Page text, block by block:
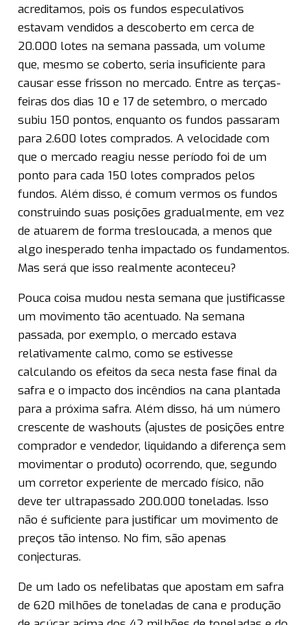
acreditamos, pois os fundos especulativos
estavam vendidos a descoberto em cerca de
20.000 lotes na semana passada, um volume
que, mesmo se coberto, seria insuficiente para
causar esse frisson no mercado. Entre as terças-
feiras dos dias 10 e 17 de setembro, o mercado
subiu 150 pontos, enquanto os fundos passaram
para 2.600 lotes comprados. A velocidade com
que o mercado reagiu nesse período foi de um
ponto para cada 150 lotes comprados pelos
fundos. Além disso, é comum vermos os fundos
construindo suas posições gradualmente, em vez
de atuarem de forma tresloucada, a menos que
algo inesperado tenha impactado os fundamentos.
Mas será que isso realmente aconteceu?
Pouca coisa mudou nesta semana que justificasse
um movimento tão acentuado. Na semana
passada, por exemplo, o mercado estava
relativamente calmo, como se estivesse
calculando os efeitos da seca nesta fase final da
safra e o impacto dos incêndios na cana plantada
para a próxima safra. Além disso, há um número
crescente de washouts (ajustes de posições entre
comprador e vendedor, liquidando a diferença sem
movimentar o produto) ocorrendo, que, segundo
um corretor experiente de mercado físico, não
deve ter ultrapassado 200.000 toneladas. Isso
não é suficiente para justificar um movimento de
preços tão intenso. No fim, são apenas
conjecturas.
De um lado os nefelibatas que apostam em safra
de 620 milhões de toneladas de cana e produção